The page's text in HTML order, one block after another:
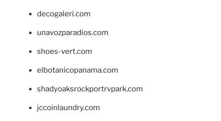
decogaleri.com
unavozparadios.com
shoes-vert.com
elbotanicopanama.com
shadyoaksrockportrvpark.com
jccoinlaundry.com